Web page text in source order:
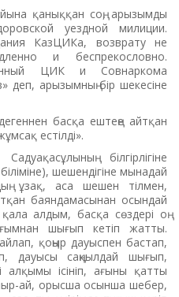
қаныққан соң, арызым­ды
уездной милиции.
Каз­ЦИКа, возврату не
и беспрекослов­но.
ЦИК и Совнаркома
деп, ары­зым­ның бір шекесіне
басқа ештеңе айтқан
естілді».
білгірлігіне
шешендігіне мынадай
ұзақ, аса шешен тілмен,
баяндамасынан осындай
алдым, басқа сөздері оң
шығып кетіп жатты.
қоңыр дауыспен бастап,
дауысы саңқылдай шығып,
ісініп, ағыны қатты
ай, орысша осынша шебер,